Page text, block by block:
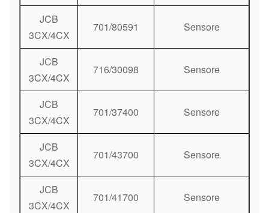
JCB
3CX/4CX
701/80591 Sensore
JCB
3CX/4CX
716/30098 Sensore
JCB
3CX/4CX
701/37400 Sensore
JCB
3CX/4CX
701/43700 Sensore
JCB
3CX/4CX
701/41700 Sensore